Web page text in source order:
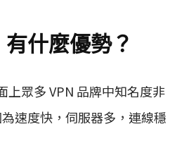
什麼優勢？
上眾多 VPN 品牌中知名度非
速度快，伺服器多，連線穩